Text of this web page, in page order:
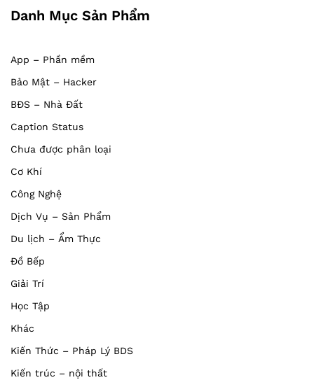
Danh Mục Sản Phẩm
App – Phần mềm
Bảo Mật – Hacker
BĐS – Nhà Đất
Caption Status
Chưa được phân loại
Cơ Khí
Công Nghệ
Dịch Vụ – Sản Phẩm
Du lịch – Ẩm Thực
Đồ Bếp
Giải Trí
Học Tập
Khác
Kiến Thức – Pháp Lý BDS
Kiến trúc – nội thất